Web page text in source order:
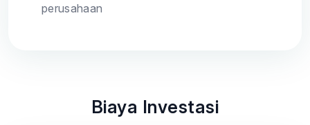
perusahaan
Biaya Investasi